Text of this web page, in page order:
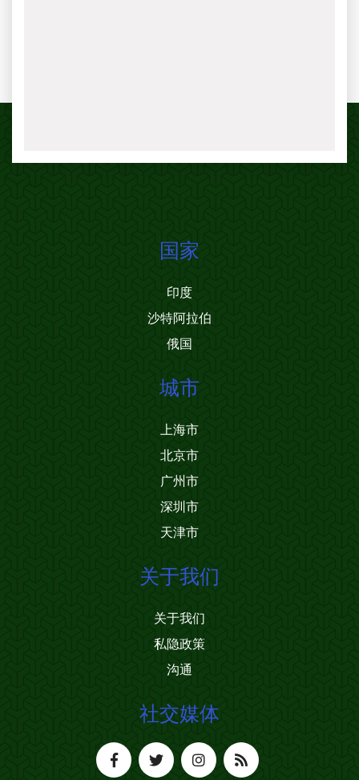
国家
印度
沙特阿拉伯
俄国
城市
上海市
北京市
广州市
深圳市
天津市
关于我们
关于我们
私隐政策
沟通
社交媒体